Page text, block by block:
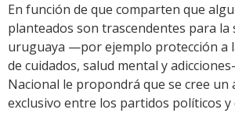
En función de que comparten que
planteados son trascendentes para la
uruguaya —por ejemplo protección a
de cuidados, salud mental y
Nacional le propondrá que se cree un
exclusivo entre los partidos políticos